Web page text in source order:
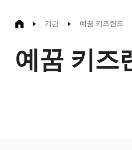
기관 예꿈 키즈랜드
예꿈 키즈